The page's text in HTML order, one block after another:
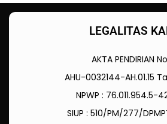
LEGALITAS
AKTA PENDIRIAN
AHU-0032144-AH.01.15
NPWP : 76.011.954.5-
SIUP : 510/PM/277/